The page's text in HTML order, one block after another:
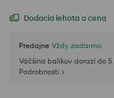
Dodacia lehota a cena
Predajne Vždy zadarmo
Väčšina balíkov dorazí do
Podrobnosti >